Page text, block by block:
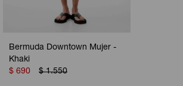
Bermuda Downtown Mujer -
Khaki
$ 690 $ 1.550